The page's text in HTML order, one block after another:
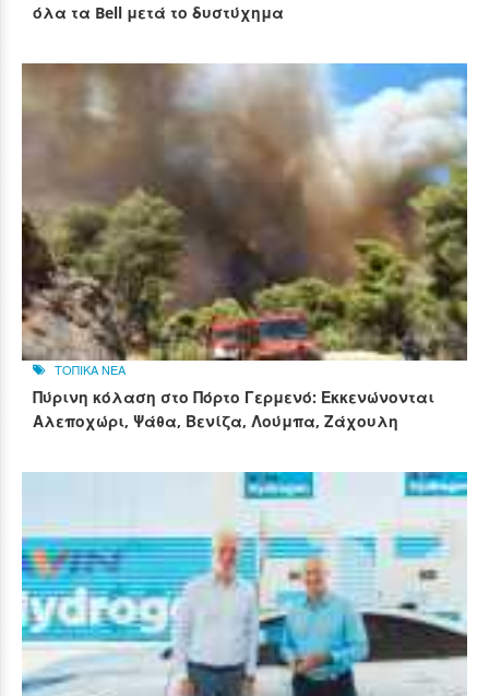
όλα τα Bell μετά το δυστύχημα
ΤΟΠΙΚΑ ΝΕΑ
Πύρινη κόλαση στο Πόρτο Γερμενό: Εκκενώνονται
Αλεποχώρι, Ψάθα, Βενίζα, Λούμπα, Ζάχουλη